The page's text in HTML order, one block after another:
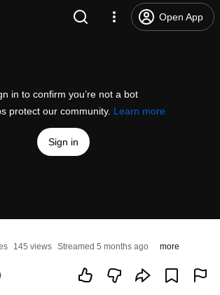
Open App
in to confirm you’re not a bot
protect our community. Learn more
Sign in
145 views Streamed 5 months ago more